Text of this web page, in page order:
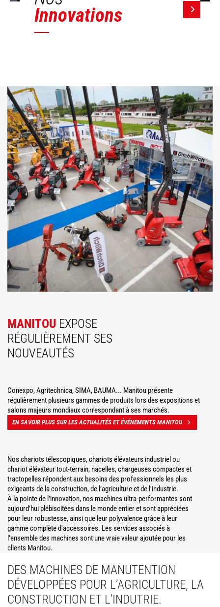
Innovations
MANITOU EXPOSE
RÉGULIÈREMENT SES
NOUVEAUTÉS
Conexpo, Agritechnica, SIMA, BAUMA... Manitou présente
régulièrement plusieurs gammes de produits lors des expositions et
salons majeurs mondiaux correspondant à ses marchés.
EN SAVOIR PLUS SUR LES ACTUALITÉS ET ÉVÉNEMENTS MANITOU
Nos chariots télescopiques, chariots élévateurs industriel ou
chariot élévateur tout-terrain, nacelles, chargeuses compactes et
tractopelles répondent aux besoins des professionnels les plus
exigeants de la construction, de l’agriculture et de l'industrie.
À la pointe de l’innovation, nos machines ultra-performantes sont
aujourd’hui plébiscitées dans le monde entier et sont appréciées
pour leur robustesse, ainsi que leur polyvalence grâce à leur
gamme complète d'accessoires. Les services associés à
l'ensemble des machines sont une vraie valeur ajoutée pour les
clients Manitou.
DES MACHINES DE MANUTENTION
DÉVELOPPÉES POUR L’AGRICULTURE, LA
CONSTRUCTION ET L'INDUTRIE.